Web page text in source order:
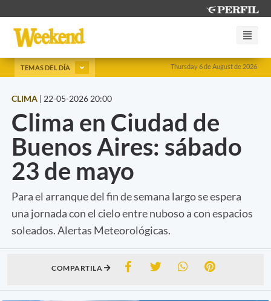
Thursday 6 de August de 2026
TEMAS DEL DÍA
CLIMA | 22-05-2026 20:00
Clima en Ciudad de
Buenos Aires: sábado
23 de mayo
Para el arranque del fin de semana largo se espera
una jornada con el cielo entre nuboso a con espacios
soleados. Alertas Meteorológicas.
COMPARTILA